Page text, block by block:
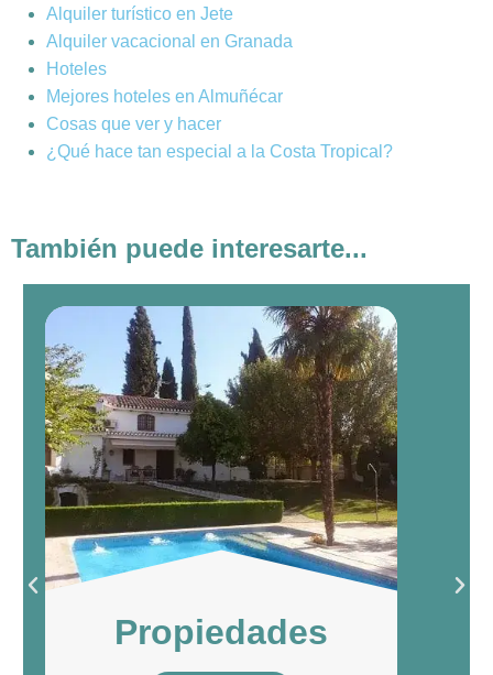
Alquiler turístico en Jete
Alquiler vacacional en Granada
Hoteles
Mejores hoteles en Almuñécar
Cosas que ver y hacer
¿Qué hace tan especial a la Costa Tropical?
También puede interesarte...
Propiedades